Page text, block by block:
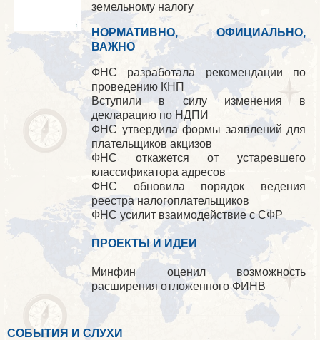
земельному налогу
НОРМАТИВНО, ОФИЦИАЛЬНО,
ВАЖНО
ФНС разработала рекомендации по
проведению КНП
Вступили в силу изменения в
декларацию по НДПИ
ФНС утвердила формы заявлений для
плательщиков акцизов
ФНС откажется от устаревшего
классификатора адресов
ФНС обновила порядок ведения
реестра налогоплательщиков
ФНС усилит взаимодействие с СФР
ПРОЕКТЫ И ИДЕИ
Минфин оценил возможность
расширения отложенного ФИНВ
СОБЫТИЯ И СЛУХИ